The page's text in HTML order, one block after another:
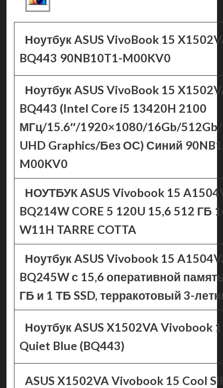
Ноутбук ASUS VivoBook 15
BQ443 90NB10T1-M00KV0
Ноутбук ASUS VivoBook 15
BQ443 (Intel Core i5 13420H 2100
МГц/15.6″/1920×1080/16Gb/
UHD Graphics/Без ОС) Синий
M00KV0
НОУТБУК ASUS Vivobook 15
BQ214W CORE 5 120U 15,6 512 ГБ
W11H TARRE COTTA
Ноутбук ASUS Vivobook 15
BQ245W с 15,6 оперативной
ГБ и 1 ТБ SSD, терракотовый 3-
Ноутбук ASUS X1502VA Vivobook
Quiet Blue (BQ443)
ASUS X1502VA Vivobook 15 Cool